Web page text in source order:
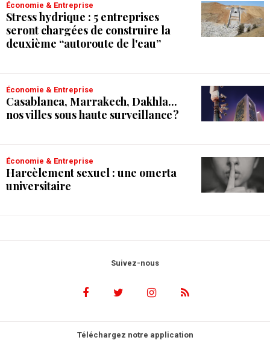
Économie & Entreprise
Stress hydrique : 5 entreprises
seront chargées de construire la
deuxième “autoroute de l'eau”
Économie & Entreprise
Casablanca, Marrakech, Dakhla...
nos villes sous haute surveillance ?
Économie & Entreprise
Harcèlement sexuel : une omerta
universitaire
Suivez-nous
Téléchargez notre application